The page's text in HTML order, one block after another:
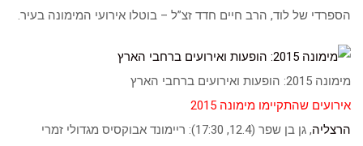
הספרדי של לוד, הרב חיים חדד זצ”ל – בוטלו אירועי המימונה בעיר.
מימונה 2015: הופעות ואירועים ברחבי הארץ
אירועים שהתקיימו מימונה 2015
הרצליה
, גן בן שפר (12.4, 17:30): ריימונד אבוקסיס מגדולי זמרי